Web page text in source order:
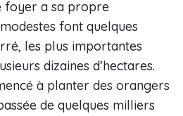
foyer a sa propre
font quelques
les plus importantes
dizaines d’hectares.
à planter des orangers
de quelques milliers